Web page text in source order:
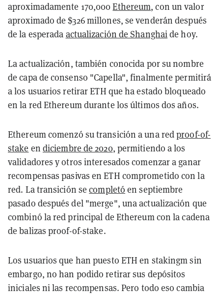
aproximadamente 170,000Ethereum, con un valor
aproximado de $326 millones, se venderán después
de la esperada actualización de Shanghaide hoy.
La actualización, también conocida por su nombre
de capa de consenso "Capella", finalmente permitirá
a los usuarios retirar ETH que ha estado bloqueado
en la red Ethereum durante los últimos dos años.
Ethereum comenzó su transición a una redproof-of-
stake en diciembre de 2020, permitiendo a los
validadores y otros interesados ​​comenzar a ganar
recompensas pasivas en ETH comprometido con la
red. La transición secompletó en septiembre
pasado después del "merge", una actualización que
combinó la red principal de Ethereum con la cadena
de balizas proof-of-stake.
Los usuarios que han puesto ETH en stakingm sin
embargo, no han podido retirar sus depósitos
iniciales ni las recompensas. Pero todo eso cambia